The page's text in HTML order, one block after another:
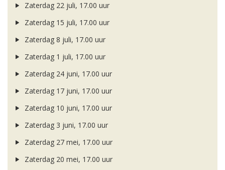
Zaterdag 22 juli, 17.00 uur
Zaterdag 15 juli, 17.00 uur
Zaterdag 8 juli, 17.00 uur
Zaterdag 1 juli, 17.00 uur
Zaterdag 24 juni, 17.00 uur
Zaterdag 17 juni, 17.00 uur
Zaterdag 10 juni, 17.00 uur
Zaterdag 3 juni, 17.00 uur
Zaterdag 27 mei, 17.00 uur
Zaterdag 20 mei, 17.00 uur